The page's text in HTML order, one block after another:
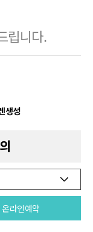
립니다.
생성
온라인예약